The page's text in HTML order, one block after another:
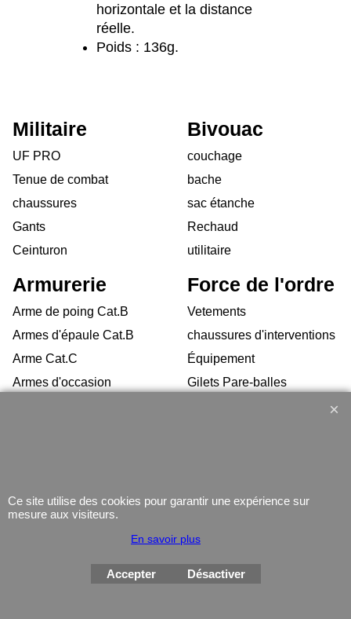
horizontale et la distance
réelle.
Poids : 136g.
Militaire
UF PRO
Tenue de combat
chaussures
Gants
Ceinturon
Bivouac
couchage
bache
sac étanche
Rechaud
utilitaire
Armurerie
Arme de poing Cat.B
Armes d'épaule Cat.B
Arme Cat.C
Armes d'occasion
Force de l'ordre
Vetements
chaussures d'interventions
Équipement
Gilets Pare-balles
Ce site utilise des cookies pour garantir une expérience sur
mesure aux visiteurs.
En savoir plus
Accepter Désactiver